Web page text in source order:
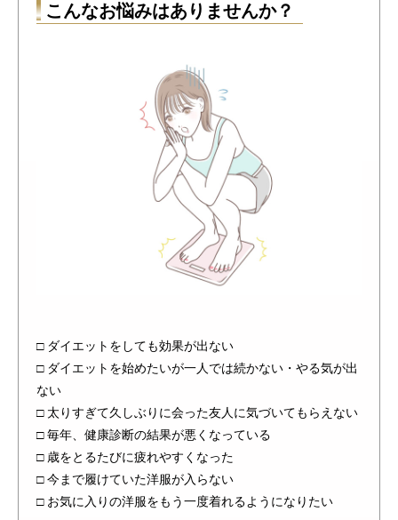
こんなお悩みはありませんか？
□ ダイエットをしても効果が出ない
□ ダイエットを始めたいが一人では続かない・やる気が出
ない
□ 太りすぎて久しぶりに会った友人に気づいてもらえない
□ 毎年、健康診断の結果が悪くなっている
□ 歳をとるたびに疲れやすくなった
□ 今まで履けていた洋服が入らない
□ お気に入りの洋服をもう一度着れるようになりたい